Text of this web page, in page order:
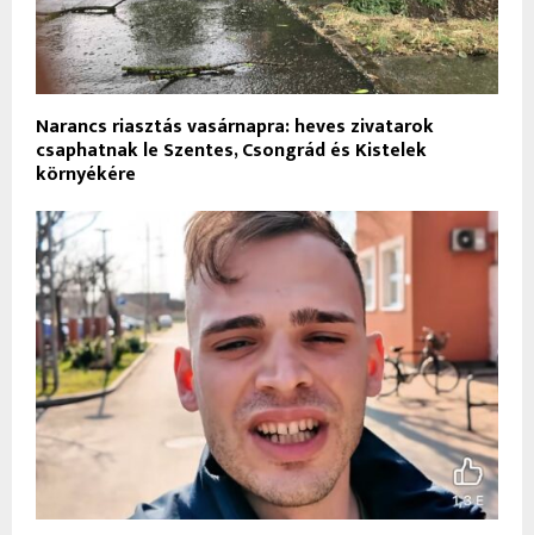
Narancs riasztás vasárnapra: heves zivatarok
csaphatnak le Szentes, Csongrád és Kistelek
környékére